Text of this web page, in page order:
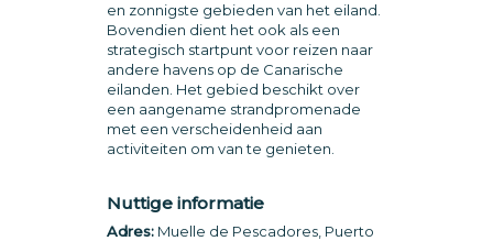
en zonnigste gebieden van het eiland.
Bovendien dient het ook als een
strategisch startpunt voor reizen naar
andere havens op de Canarische
eilanden. Het gebied beschikt over
een aangename strandpromenade
met een verscheidenheid aan
activiteiten om van te genieten.
Nuttige informatie
Adres:Muelle de Pescadores, Puerto